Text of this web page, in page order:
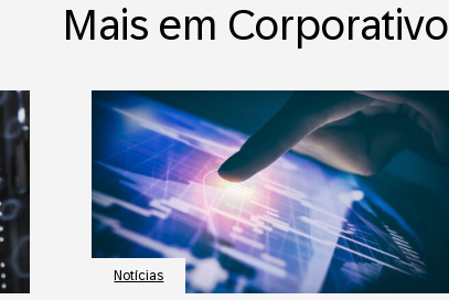
Mais em Corporativo
Notícias